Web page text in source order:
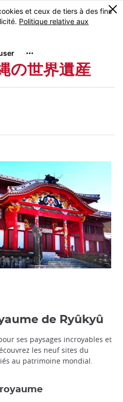
0
à
の世界遺産
de Ryûkyû
ses paysages incroyables et
les neuf sites du
au patrimoine mondial.